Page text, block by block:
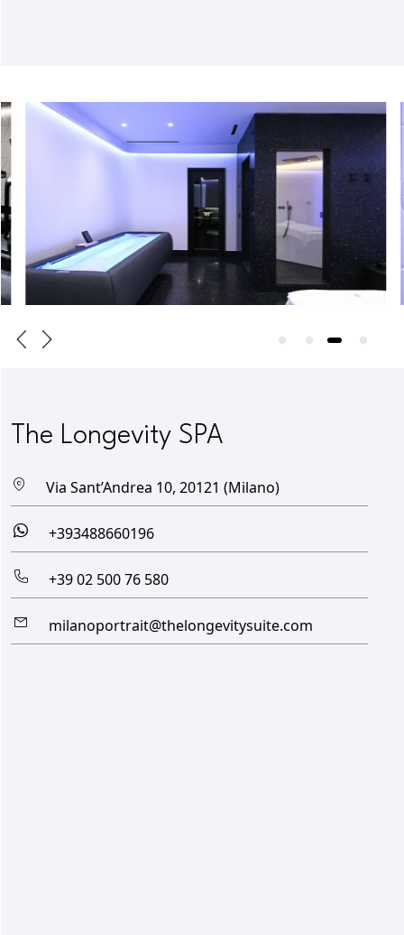
The Longevity SPA
Via Sant’Andrea 10, 20121 (Milano)
+393488660196
+39 02 500 76 580
milanoportrait@thelongevitysuite.com